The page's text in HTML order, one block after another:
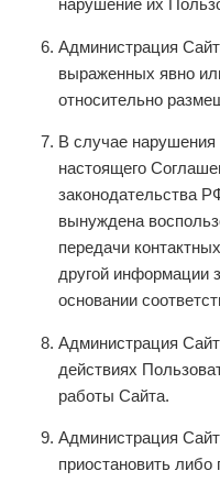
нарушение их
Администрация
выраженных явно
относительно
В случае
настоящего
законодательства
вынуждена
передачи
другой информации
основании
Администрация
действиях
работы Сайта.
Администрация
приостановить либо